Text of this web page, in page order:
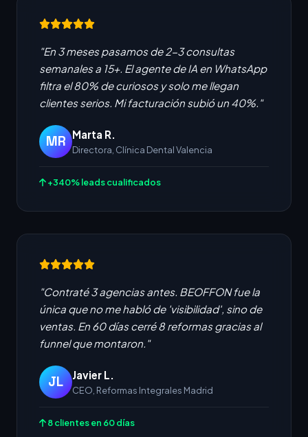
"En 3 meses pasamos de 2-3 consultas
semanales a 15+. El agente de IA en WhatsApp
filtra el 80% de curiosos y solo me llegan
clientes serios. Mi facturación subió un 40%."
MR Marta R.
Directora, Clínica Dental Valencia
+340% leads cualificados
"Contraté 3 agencias antes. BEOFFON fue la
única que no me habló de 'visibilidad', sino de
ventas. En 60 días cerré 8 reformas gracias al
funnel que montaron."
JL Javier L.
CEO, Reformas Integrales Madrid
8 clientes en 60 días